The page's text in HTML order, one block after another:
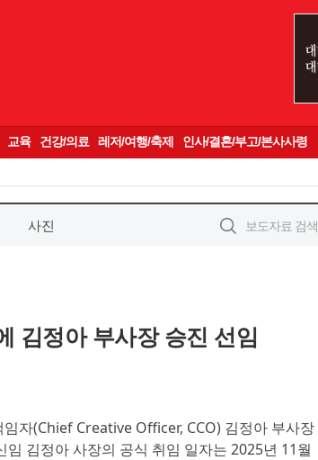
사진
김정아 부사장 승진 선임
자(Chief Creative Officer, CCO) 김정아 부사장
김정아 사장의 공식 취임 일자는 2025년 11월